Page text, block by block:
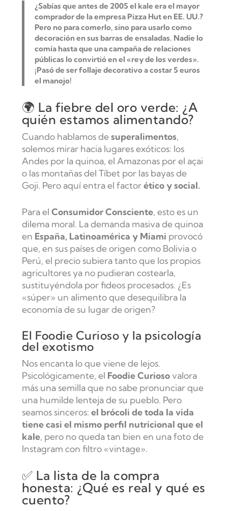
¿Sabías que antes de 2005 el kale era el mayor
comprador de la empresa Pizza Hut en EE. UU.?
Pero no para comerlo, sino para usarlo como
decoración en sus barras de ensaladas. Nadie lo
comía hasta que una campaña de relaciones
públicas lo convirtió en el «rey de los verdes».
¡Pasó de ser follaje decorativo a costar 5 euros
el manojo!
🌍 La fiebre del oro verde: ¿A
quién estamos alimentando?
Cuando hablamos desuperalimentos,
solemos mirar hacia lugares exóticos: los
Andes por la quinoa, el Amazonas por el açai
o las montañas del Tíbet por las bayas de
Goji. Pero aquí entra el factorético y social.
Para el Consumidor Consciente, esto es un
dilema moral. La demanda masiva de quinoa
en España, Latinoamérica y Miami provocó
que, en sus países de origen como Bolivia o
Perú, el precio subiera tanto que los propios
agricultores ya no pudieran costearla,
sustituyéndola por fideos procesados. ¿Es
«súper» un alimento que desequilibra la
economía de su lugar de origen?
El Foodie Curioso y la psicología
del exotismo
Nos encanta lo que viene de lejos.
Psicológicamente, el Foodie Curioso valora
más una semilla que no sabe pronunciar que
una humilde lenteja de su pueblo. Pero
seamos sinceros: el brócoli de toda la vida
tiene casi el mismo perfil nutricional que el
kale, pero no queda tan bien en una foto de
Instagram con filtro «vintage».
✅ La lista de la compra
honesta: ¿Qué es real y qué es
cuento?